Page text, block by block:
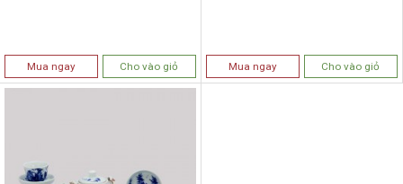
Mua ngay Cho vào giỏ Mua ngay Cho vào giỏ